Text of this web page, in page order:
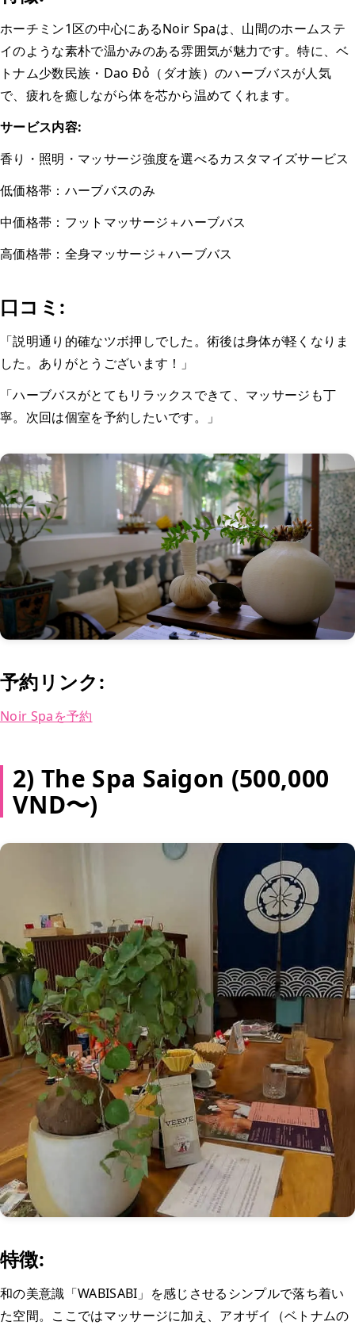
ホーチミン1区の中心にあるNoir Spaは、山間のホームステ
イのような素朴で温かみのある雰囲気が魅力です。特に、ベ
トナム少数民族・Dao Đỏ（ダオ族）のハーブバスが人気
で、疲れを癒しながら体を芯から温めてくれます。
サービス内容:
香り・照明・マッサージ強度を選べるカスタマイズサービス
低価格帯：ハーブバスのみ
中価格帯：フットマッサージ＋ハーブバス
高価格帯：全身マッサージ＋ハーブバス
口コミ:
「説明通り的確なツボ押しでした。術後は身体が軽くなりま
した。ありがとうございます！」
「ハーブバスがとてもリラックスできて、マッサージも丁
寧。次回は個室を予約したいです。」
予約リンク:
Noir Spaを予約
2) The Spa Saigon (500,000
VND〜)
特徴:
和の美意識「WABISABI」を感じさせるシンプルで落ち着い
た空間。ここではマッサージに加え、アオザイ（ベトナムの